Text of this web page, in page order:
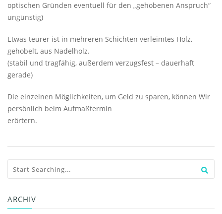
optischen Gründen eventuell für den „gehobenen Anspruch“
ungünstig)
Etwas teurer ist in mehreren Schichten verleimtes Holz,
gehobelt, aus Nadelholz.
(stabil und tragfähig, außerdem verzugsfest – dauerhaft
gerade)
Die einzelnen Möglichkeiten, um Geld zu sparen, können Wir
persönlich beim Aufmaßtermin
erörtern.
ARCHIV